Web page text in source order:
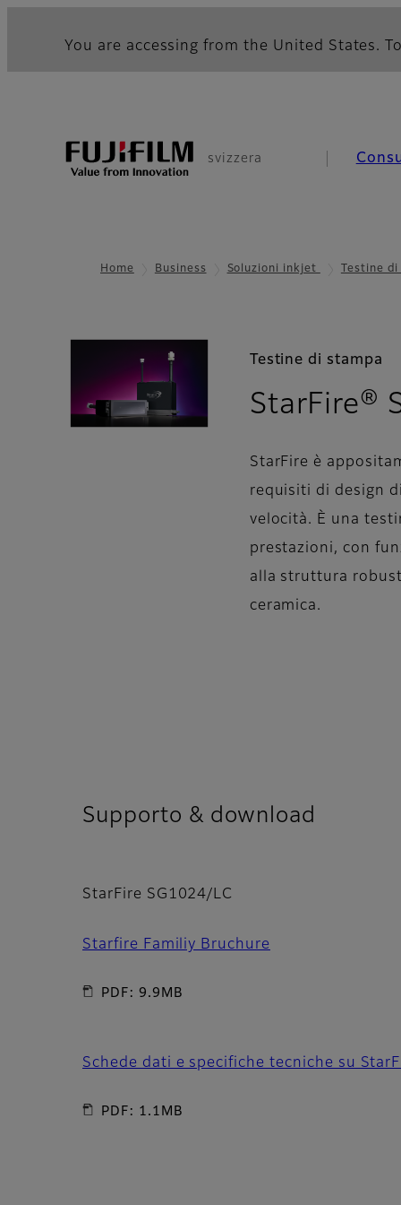
You are accessing from the United States.
svizzera
Home Business Soluzioni inkjet Testine
Testine di stampa
StarFire®
StarFire è
requisiti di design
velocità. È una
prestazioni, con
alla struttura
ceramica.
Supporto & download
StarFire SG1024/LC
Starfire Familiy Bruchure
PDF: 9.9MB
Schede dati e specifiche tecniche su
PDF: 1.1MB